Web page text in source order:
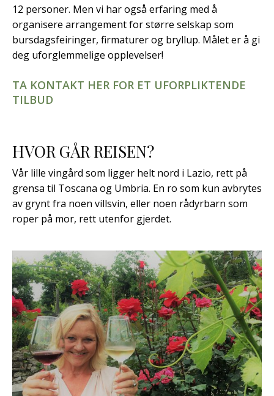
12 personer. Men vi har også erfaring med å
organisere arrangement for større selskap som
bursdagsfeiringer, firmaturer og bryllup. Målet er å gi
deg uforglemmelige opplevelser!
TA KONTAKT HER FOR ET UFORPLIKTENDE
TILBUD
HVOR GÅR REISEN?
Vår lille vingård som ligger helt nord i Lazio, rett på
grensa til Toscana og Umbria. En ro som kun avbrytes
av grynt fra noen villsvin, eller noen rådyrbarn som
roper på mor, rett utenfor gjerdet.